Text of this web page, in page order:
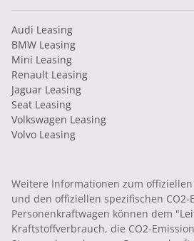
Audi Leasing
BMW Leasing
Mini Leasing
Renault Leasing
Jaguar Leasing
Seat Leasing
Volkswagen Leasing
Volvo Leasing
Weitere Informationen zum
und den offiziellen spezifischen
Personenkraftwagen können dem "
Kraftstoffverbrauch, die CO2-